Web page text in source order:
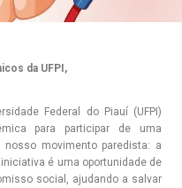
da UFPI,
Federal do Piauí (UFPI)
para participar de uma
movimento paredista: a
é uma oportunidade de
social, ajudando a salvar